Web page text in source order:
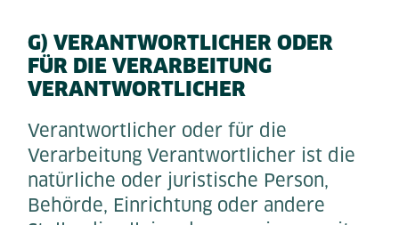
G) VERANTWORTLICHER ODER
FÜR DIE VERARBEITUNG
VERANTWORTLICHER
Verantwortlicher oder für die
Verarbeitung Verantwortlicher ist die
natürliche oder juristische Person,
Behörde, Einrichtung oder andere